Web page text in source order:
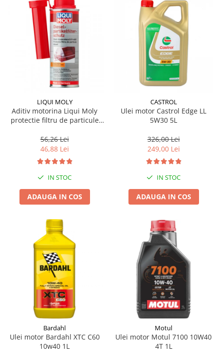
LIQUI MOLY
Aditiv motorina Liqui Moly
protectie filtru de particule
56,26 Lei
46,88 Lei
IN STOC
ADAUGA IN COS
CASTROL
Ulei motor Castrol Edge LL
5W30 5L
326,00 Lei
249,00 Lei
IN STOC
ADAUGA IN COS
Bardahl
Ulei motor Bardahl XTC C60
10w40 1L
Motul
Ulei motor Motul 7100 10W40
4T 1L